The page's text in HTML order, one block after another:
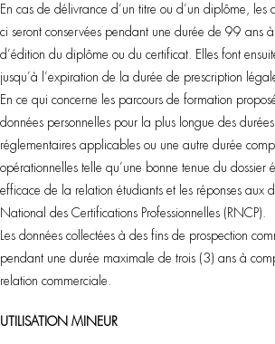
En cas de délivrance d’un titre ou d’un diplôme, les
ci seront conservées pendant une durée de 99 ans
d’édition du diplôme ou du certificat. Elles font
jusqu’à l’expiration de la durée de prescription
En ce qui concerne les parcours de formation
données personnelles pour la plus longue des
réglementaires applicables ou une autre durée
opérationnelles telle qu’une bonne tenue du dossier
efficace de la relation étudiants et les réponses aux
National des Certifications Professionnelles (RNCP).
Les données collectées à des fins de prospection
pendant une durée maximale de trois (3) ans à
relation commerciale.
UTILISATION MINEUR